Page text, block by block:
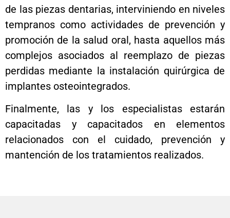
implantes osteointegrados.
Finalmente, las y los especialistas estarán
capacitadas y capacitados en elementos
relacionados con el cuidado, prevención y
mantención de los tratamientos realizados.